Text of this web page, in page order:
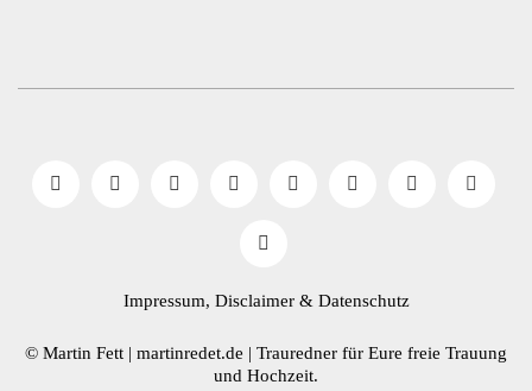
Impressum, Disclaimer & Datenschutz
© Martin Fett | martinredet.de | Trauredner für Eure freie Trauung
und Hochzeit.